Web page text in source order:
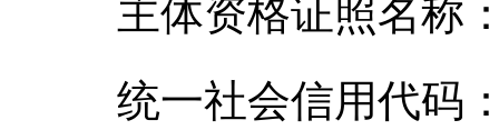
主体资格证照名称
统一社会信用代码